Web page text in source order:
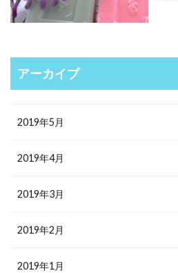
アーカイブ
2019年5月
2019年4月
2019年3月
2019年2月
2019年1月